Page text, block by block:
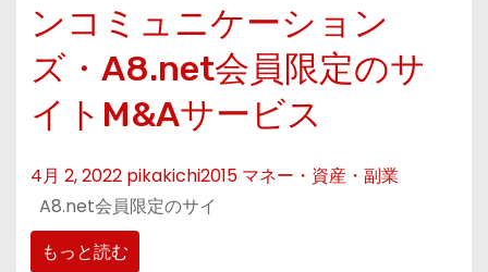
ンコミュニケーション
ズ・A8.net会員限定のサ
イトM&Aサービス
4月 2, 2022 pikakichi2015 マネー・資産・副業
A8.net会員限定のサイ
もっと読む